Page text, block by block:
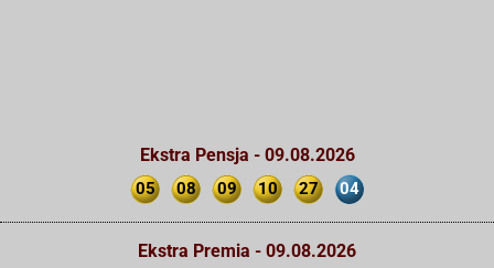
Ekstra Pensja - 09.08.2026
05 08 09 10 27 04
Ekstra Premia - 09.08.2026